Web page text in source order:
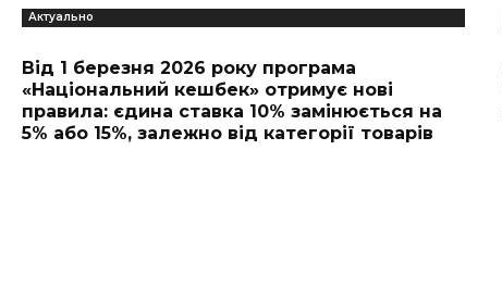
Актуально
Від 1 березня 2026 року програма
«Національний кешбек» отримує нові
правила: єдина ставка 10% замінюється на
5% або 15%, залежно від категорії товарів